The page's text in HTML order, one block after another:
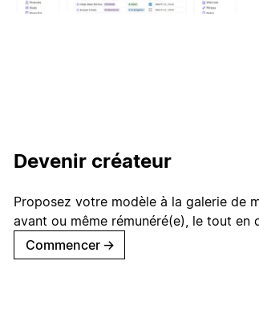
Devenir créateur
Proposez votre modèle à la galerie de
avant ou même rémunéré(e), le tout en
Commencer →